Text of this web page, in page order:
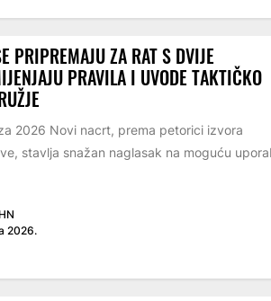
PRIPREMAJU ZA RAT S DVIJE
PRAVILA I UVODE TAKTIČKO
2026 Novi nacrt, prema petorici izvora
stavlja snažan naglasak na moguću
2026.